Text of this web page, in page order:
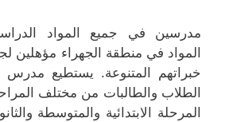
مدرسين في جميع المواد
المواد في منطقة الجهراء مؤهلين
خبراتهم المتنوعة. يستطيع مدرس
الطلاب والطالبات من مختلف
المرحلة الابتدائية والمتوسطة